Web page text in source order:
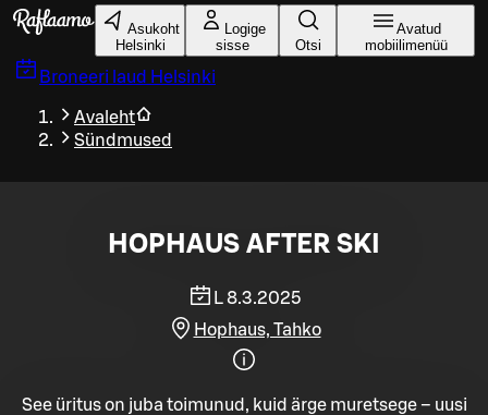
Liigu peamise sisu juurde
Asukoht
Helsinki
Logige
sisse
Otsi
Avatud
mobiilimenüü
Broneeri laud Helsinki
Avaleht
Sündmused
HOPHAUS AFTER SKI
L 8.3.2025
Hophaus, Tahko
See üritus on juba toimunud, kuid ärge muretsege – uusi